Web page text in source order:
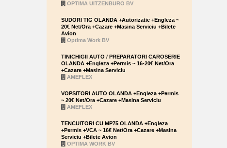
OPTIMA UITZENBURO BV
SUDORI TIG OLANDA +Autorizatie +Engleza ~
20€ Net/Ora +Cazare +Masina Serviciu +Bilete
Avion
Optima Work BV
TINICHIGII AUTO / PREPARATORI CAROSERIE
OLANDA +Engleza +Permis ~ 16-20€ Net/Ora
+Cazare +Masina Serviciu
AMEFLEX
VOPSITORI AUTO OLANDA +Engleza +Permis
~ 20€ Net/Ora +Cazare +Masina Serviciu
AMEFLEX
TENCUITORI CU MP75 OLANDA +Engleza
+Permis +VCA ~ 16€ Net/Ora +Cazare +Masina
Serviciu +Bilete Avion
OPTIMA WORK BV